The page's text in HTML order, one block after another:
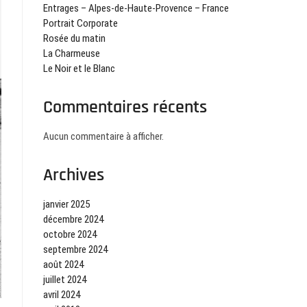
Entrages – Alpes-de-Haute-Provence – France
Portrait Corporate
Rosée du matin
La Charmeuse
Le Noir et le Blanc
Commentaires récents
Aucun commentaire à afficher.
Archives
janvier 2025
décembre 2024
octobre 2024
septembre 2024
août 2024
juillet 2024
avril 2024